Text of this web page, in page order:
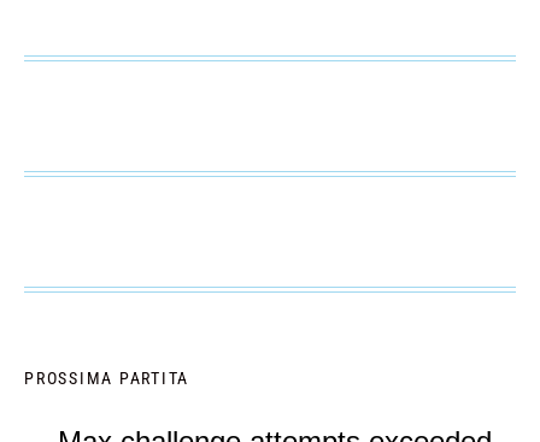
PROSSIMA PARTITA